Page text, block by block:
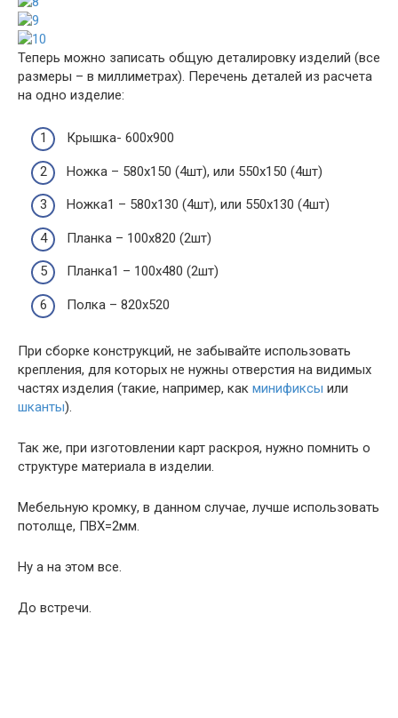
Теперь можно записать общую деталировку изделий (все
размеры – в миллиметрах). Перечень деталей из расчета
на одно изделие:
Крышка- 600х900
Ножка – 580х150 (4шт), или 550х150 (4шт)
Ножка1 – 580х130 (4шт), или 550х130 (4шт)
Планка – 100х820 (2шт)
Планка1 – 100х480 (2шт)
Полка – 820х520
При сборке конструкций, не забывайте использовать
крепления, для которых не нужны отверстия на видимых
частях изделия (такие, например, как минификсы или
шканты).
Так же, при изготовлении карт раскроя, нужно помнить о
структуре материала в изделии.
Мебельную кромку, в данном случае, лучше использовать
потолще, ПВХ=2мм.
Ну а на этом все.
До встречи.